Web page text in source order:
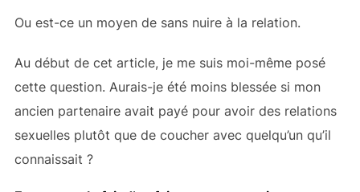
Ou est-ce un moyen de sans nuire à la relation.
Au début de cet article, je me suis moi-même posé
cette question. Aurais-je été moins blessée si mon
ancien partenaire avait payé pour avoir des relations
sexuelles plutôt que de coucher avec quelqu’un qu’il
connaissait ?